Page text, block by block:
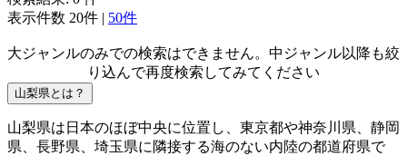
表示件数 20件 | 50件
大ジャンルのみでの検索はできません。中ジャンル以降も絞
り込んで再度検索してみてください
山梨県とは？
山梨県は日本のほぼ中央に位置し、東京都や神奈川県、静岡
県、長野県、埼玉県に隣接する海のない内陸の都道府県で